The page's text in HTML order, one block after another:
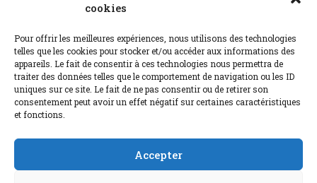
cookies
Pour offrir les meilleures expériences, nous utilisons des technologies
telles que les cookies pour stocker et/ou accéder aux informations des
appareils. Le fait de consentir à ces technologies nous permettra de
traiter des données telles que le comportement de navigation ou les ID
uniques sur ce site. Le fait de ne pas consentir ou de retirer son
consentement peut avoir un effet négatif sur certaines caractéristiques
et fonctions.
Accepter
14h00 - 17h00
Fermé le mercredi après-midi
Mentions Légales
détails